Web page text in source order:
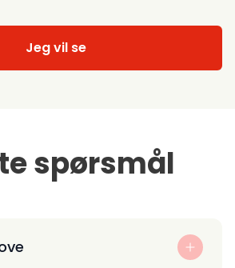
Jeg vil se
spørsmål